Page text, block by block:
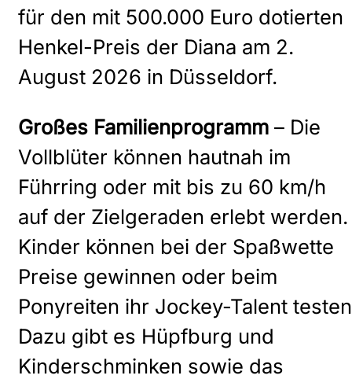
für den mit 500.000 Euro dotierten
Henkel-Preis der Diana am 2.
August 2026 in Düsseldorf.
Großes Familienprogramm – Die
Vollblüter können hautnah im
Führring oder mit bis zu 60 km/h
auf der Zielgeraden erlebt werden.
Kinder können bei der Spaßwette
Preise gewinnen oder beim
Ponyreiten ihr Jockey-Talent
Dazu gibt es Hüpfburg und
Kinderschminken sowie das